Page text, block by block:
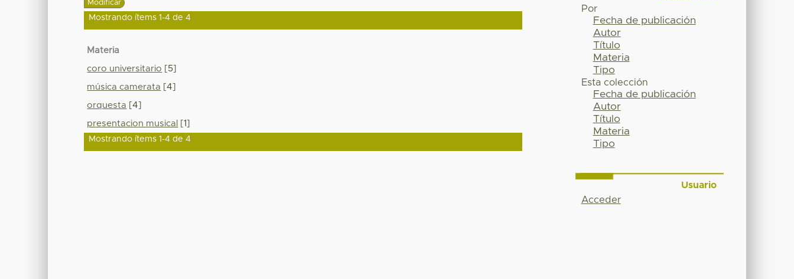
Mostrando ítems 1-4 de 4
Materia
coro universitario [5]
música camerata [4]
orquesta [4]
presentacion musical [1]
Mostrando ítems 1-4 de 4
Por
Fecha de publicación
Autor
Título
Materia
Tipo
Esta colección
Fecha de publicación
Autor
Título
Materia
Tipo
Usuario
Acceder